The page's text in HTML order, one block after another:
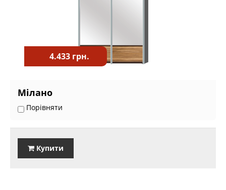
4.433 грн.
Мілано
Порівняти
Купити